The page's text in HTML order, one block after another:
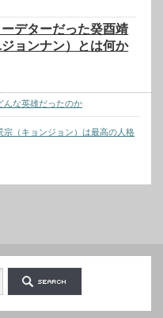
デターだった癸酉靖
ョンナン）とは何か
んな英雄だったのか
（キョンジョン）は最高の人格